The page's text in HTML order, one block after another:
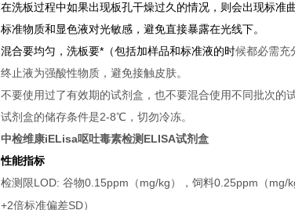
在洗板过程中如果出现板孔干燥过久的情况，则会出现标准
标准物质和显色液对光敏感，避免直接暴露在光线下。
混合要均匀，洗板要*（包括加样品和标准液的时候都必需充
终止液为强酸性物质，避免接触皮肤。
不要使用过了有效期的试剂盒，也不要混合使用不同批次的
试剂盒的储存条件是2-8℃，切勿冷冻。
中检维康iELisa呕吐毒素检测ELISA试剂盒
性能指标
检测限LOD: 谷物0.15ppm （ mg/kg ），饲料0.25ppm （ mg/
+2倍标准偏差SD）